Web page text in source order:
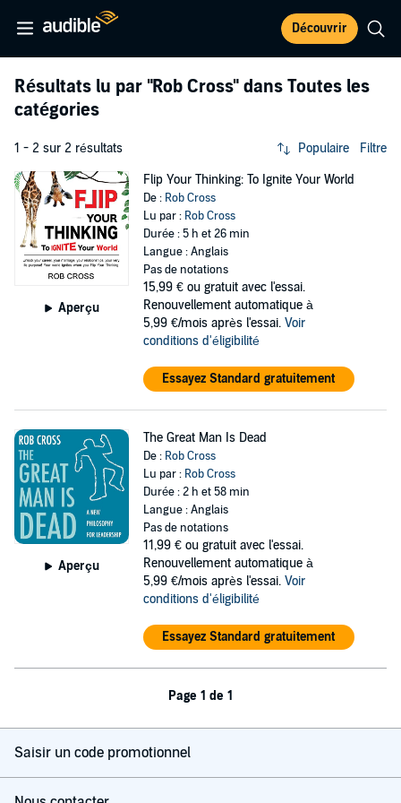
Découvrir
Résultats lu par "Rob Cross" dans Toutes les
catégories
1 - 2 sur 2 résultats Populaire Filtre
Aperçu
Flip Your Thinking: To Ignite Your World
De : Rob Cross
Lu par : Rob Cross
Durée : 5 h et 26 min
Langue : Anglais
Pas de notations
15,99 € ou gratuit avec l'essai.
Renouvellement automatique à
5,99 €/mois après l'essai. Voir
conditions d'éligibilité
Essayez Standard gratuitement
Aperçu
The Great Man Is Dead
De : Rob Cross
Lu par : Rob Cross
Durée : 2 h et 58 min
Langue : Anglais
Pas de notations
11,99 € ou gratuit avec l'essai.
Renouvellement automatique à
5,99 €/mois après l'essai. Voir
conditions d'éligibilité
Essayez Standard gratuitement
Page 1 de 1
Saisir un code promotionnel